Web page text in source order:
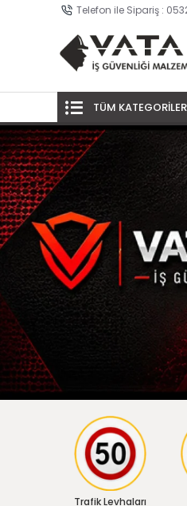
Telefon ile Sipariş :
TÜM KATEGORİLER
Trafik Levhaları